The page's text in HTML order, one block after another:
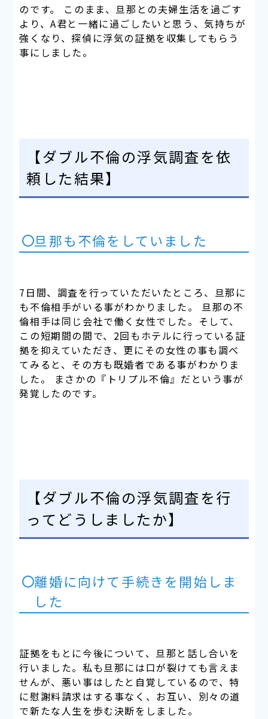
のです。 このまま、旦那との夫婦生活を過ごす
より、A君と一緒に過ごしたいと思う、気持ちが
強くなり、探偵に浮気の証拠を収集してもらう
事にしました。
【ダブル不倫の浮気調査を依
頼した結果】
旦那も不倫をしていました
7日間、調査を行っていただいたところ、旦那に
も不倫相手がいる事がわかりました。 旦那の不
倫相手は同じ会社で働く女性でした。そして、
この短期間の間で、2回もホテルに行っている証
拠を抑えていただき、更にその女性の事も調べ
てみると、その方も既婚者である事がわかりま
した。 まさかの『トリプル不倫』だという事が
発覚したのです。
【ダブル不倫の浮気調査を行
ってどうしましたか】
離婚に向けて手続きを開始しま
した
証拠をもとに今後について、旦那と話し合いを
行いました。私も旦那には口が裂けても言えま
せんが、悪い事はしたと自覚しているので、特
に慰謝料請求はする事なく、お互い、別々の道
で新たな人生を歩む決断をしました。